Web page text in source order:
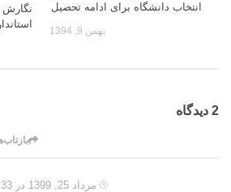
انتخاب دانشگاه برای ادامه تحصیل
بهمن 9, 1394
2 دیدگاه‌
مرداد 25, 1399 در 5:33 ق.ظ